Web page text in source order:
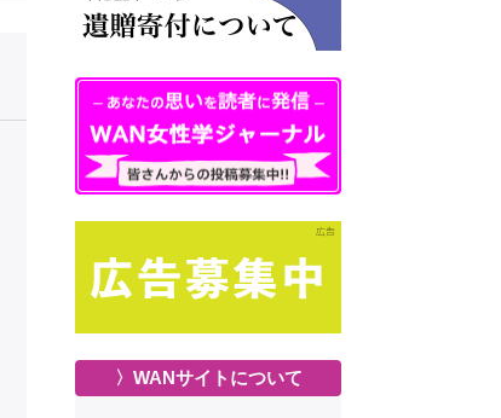
〉WANサイトについて